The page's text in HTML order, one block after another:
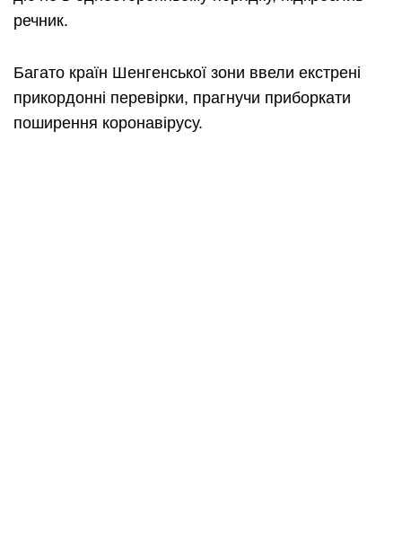
речник.
Багато країн Шенгенської зони ввели екстрені
прикордонні перевірки, прагнучи приборкати
поширення коронавірусу.